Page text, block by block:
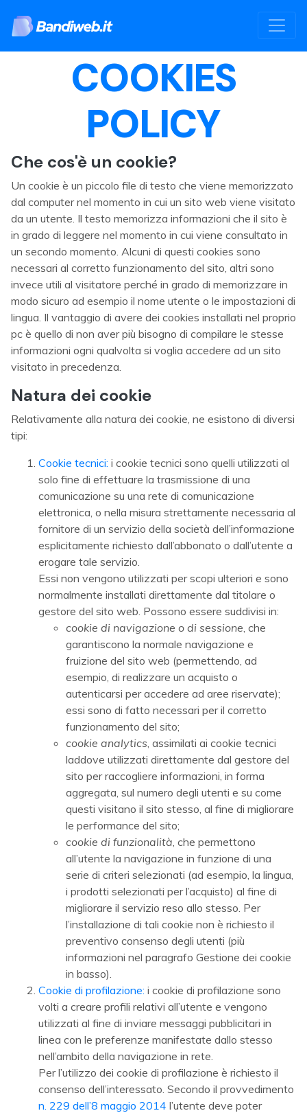
COOKIES
POLICY
Che cos'è un cookie?
Un cookie è un piccolo file di testo che viene memorizzato
dal computer nel momento in cui un sito web viene visitato
da un utente. Il testo memorizza informazioni che il sito è
in grado di leggere nel momento in cui viene consultato in
un secondo momento. Alcuni di questi cookies sono
necessari al corretto funzionamento del sito, altri sono
invece utili al visitatore perché in grado di memorizzare in
modo sicuro ad esempio il nome utente o le impostazioni di
lingua. Il vantaggio di avere dei cookies installati nel proprio
pc è quello di non aver più bisogno di compilare le stesse
informazioni ogni qualvolta si voglia accedere ad un sito
visitato in precedenza.
Natura dei cookie
Relativamente alla natura dei cookie, ne esistono di diversi
tipi:
Cookie tecnici: i cookie tecnici sono quelli utilizzati al
solo fine di effettuare la trasmissione di una
comunicazione su una rete di comunicazione
elettronica, o nella misura strettamente necessaria al
fornitore di un servizio della società dell’informazione
esplicitamente richiesto dall’abbonato o dall’utente a
erogare tale servizio.
Essi non vengono utilizzati per scopi ulteriori e sono
normalmente installati direttamente dal titolare o
gestore del sito web. Possono essere suddivisi in:
cookie di navigazione o di sessione, che
garantiscono la normale navigazione e
fruizione del sito web (permettendo, ad
esempio, di realizzare un acquisto o
autenticarsi per accedere ad aree riservate);
essi sono di fatto necessari per il corretto
funzionamento del sito;
cookie analytics, assimilati ai cookie tecnici
laddove utilizzati direttamente dal gestore del
sito per raccogliere informazioni, in forma
aggregata, sul numero degli utenti e su come
questi visitano il sito stesso, al fine di migliorare
le performance del sito;
cookie di funzionalità, che permettono
all’utente la navigazione in funzione di una
serie di criteri selezionati (ad esempio, la lingua,
i prodotti selezionati per l’acquisto) al fine di
migliorare il servizio reso allo stesso. Per
l’installazione di tali cookie non è richiesto il
preventivo consenso degli utenti (più
informazioni nel paragrafo Gestione dei cookie
in basso).
Cookie di profilazione: i cookie di profilazione sono
volti a creare profili relativi all’utente e vengono
utilizzati al fine di inviare messaggi pubblicitari in
linea con le preferenze manifestate dallo stesso
nell’ambito della navigazione in rete.
Per l’utilizzo dei cookie di profilazione è richiesto il
consenso dell’interessato. Secondo il provvedimento
n. 229 dell’8 maggio 2014 l’utente deve poter